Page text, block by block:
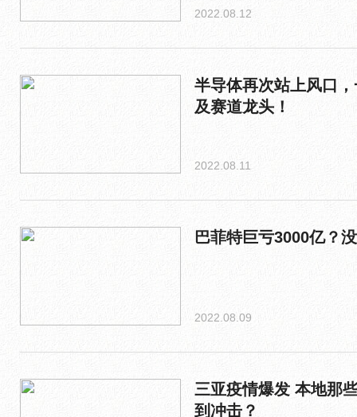
2022.08.12
半导体再次站上风口
及赛道龙头！
2022.08.11
巴菲特巨亏3000亿？
2022.08.09
三亚疫情爆发 本地那
到冲击？